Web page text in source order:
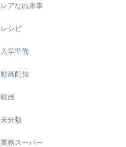
レアな出来事
レシピ
入学準備
動画配信
映画
未分類
業務スーパー